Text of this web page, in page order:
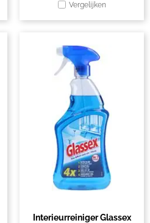
Vergelijken
Interieurreiniger Glassex